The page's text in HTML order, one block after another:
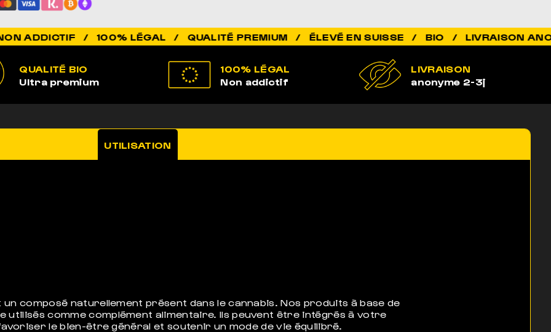
/ 100% LÉGAL / QUALITÉ PREMIUM / ÉLEVÉ EN SUISSE / BIO / LIVRAISON ANONYME
QUALITÉ BIO
Ultra premium
100% LÉGAL
Non addictif
LIVRAISON
anonyme 2-3j
UTILISATION
un composé naturellement présent dans le cannabis. Nos produits à base de
utilisés comme complément alimentaire. Ils peuvent être intégrés à votre
le bien-être général et soutenir un mode de vie équilibré.